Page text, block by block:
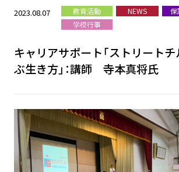
2023.08.07 教育活動 NEWS
保
学校行事
キャリアサポート「ストリート
ぶ生き方」：講師 寺本真将氏